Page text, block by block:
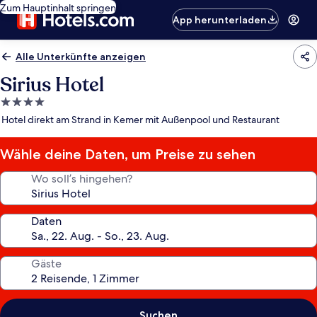
Zum Hauptinhalt springen
App herunterladen
Alle Unterkünfte anzeigen
Sirius Hotel
4.0-
Sterne-
Hotel direkt am Strand in Kemer mit Außenpool und Restaurant
Wähle deine Daten, um Preise zu sehen
Wo soll’s hingehen?
Daten
Gäste